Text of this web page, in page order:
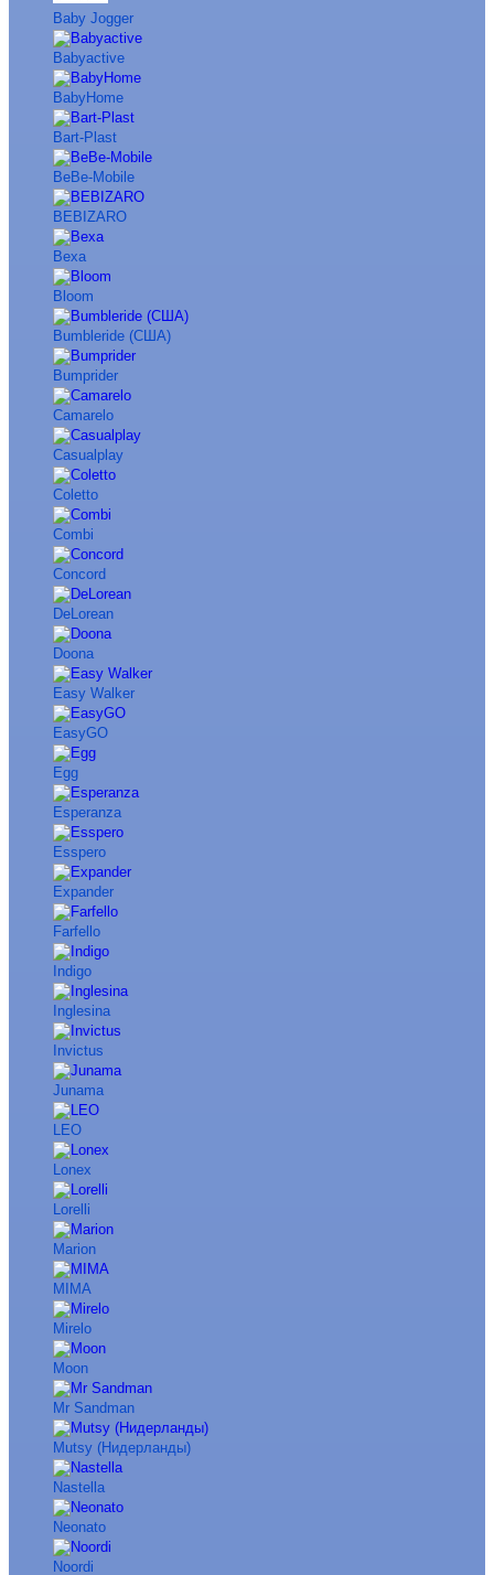
Baby Jogger
Babyactive
BabyHome
Bart-Plast
BeBe-Mobile
BEBIZARO
Bexa
Bloom
Bumbleride (США)
Bumprider
Camarelo
Casualplay
Coletto
Combi
Concord
DeLorean
Doona
Easy Walker
EasyGO
Egg
Esperanza
Esspero
Expander
Farfello
Indigo
Inglesina
Invictus
Junama
LEO
Lonex
Lorelli
Marion
MIMA
Mirelo
Moon
Mr Sandman
Mutsy (Нидерланды)
Nastella
Neonato
Noordi